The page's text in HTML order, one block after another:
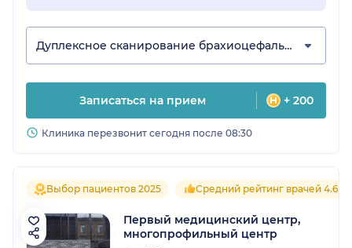
Дуплексное сканирование брахиоцефальных артерий
Записаться на прием + 200
Клиника перезвонит сегодня после 08:30
Выбор пациентов 2025 Средний рейтинг врачей 4.6
Первый медицинский центр,
многопрофильный центр